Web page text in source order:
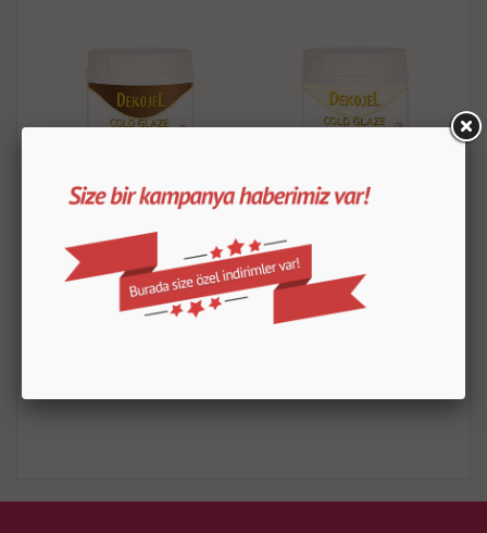
OVALETTE ÇİKOLATALI
SOĞUK PASTA JELİ 1 KG
250.00TL
OVALETTE SADE SOĞUK
PASTA JELİ 1 KG
250.00